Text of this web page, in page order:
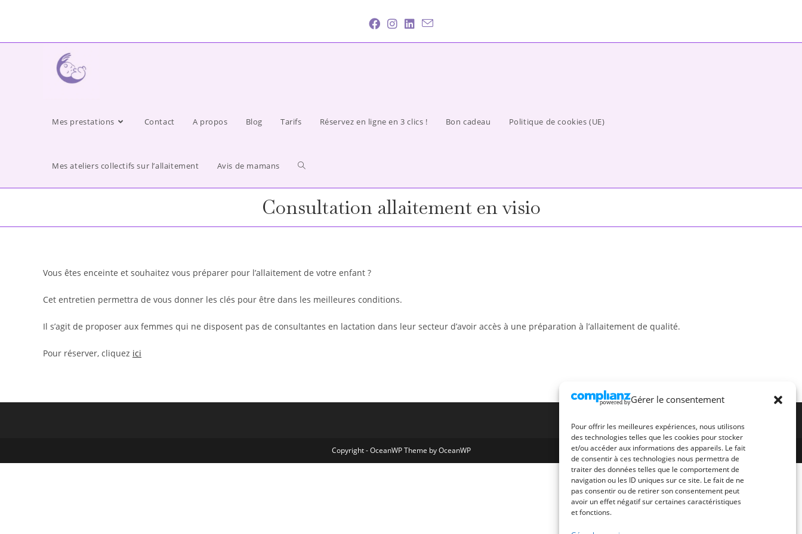
Gérer le consentement
Pour offrir les meilleures expériences, nous utilisons
des technologies telles que les cookies pour stocker
et/ou accéder aux informations des appareils. Le fait
de consentir à ces technologies nous permettra de
traiter des données telles que le comportement de
navigation ou les ID uniques sur ce site. Le fait de ne
pas consentir ou de retirer son consentement peut
avoir un effet négatif sur certaines caractéristiques
et fonctions.
Mes prestations Contact A propos Blog Tarifs Réservez en ligne en 3 clics ! Bon cadeau Politique de cookies (UE)
Mes ateliers collectifs sur l’allaitement Avis de mamans
Consultation allaitement en visio
Vous êtes enceinte et souhaitez vous préparer pour l’allaitement de votre enfant ?
Cet entretien permettra de vous donner les clés pour être dans les meilleures conditions.
Il s’agit de proposer aux femmes qui ne disposent pas de consultantes en lactation dans leur secteur d’avoir accès à une préparation à l’allaitement de qualité.
Pour réserver, cliquez ici
Copyright - OceanWP Theme by OceanWP